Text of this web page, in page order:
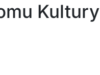
Kultury